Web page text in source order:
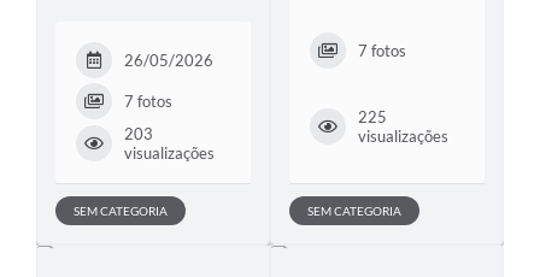
26/05/2026
7 fotos
203
visualizações
SEM CATEGORIA
7 fotos
225
visualizações
SEM CATEGORIA